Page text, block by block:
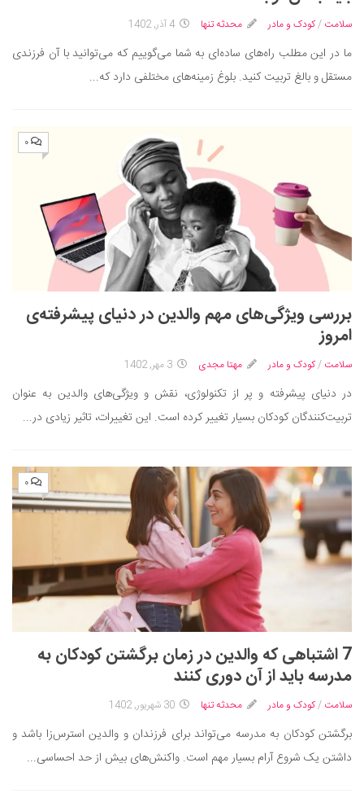
سلامت /کودک و مادر محدثه تنها 4 آذر, 1402
ما در این مطلب راه‌های ساده‌ای به شما می‌گوییم که می‌توانید با آن فرزندی
مستقل و بالغ تربیت کنید. بلوغ زمینه‌های مختلفی دارد که...
۰
بررسی ویژگی‌های مهم والدین در دنیای پیشرفته‌ی
امروز
سلامت /کودک و مادر مهتا مجدی 3 مهر, 1402
در دنیای پیشرفته و پر از تکنولوژی، نقش و ویژگی‌های والدین به عنوان
تربیت‌کنندگان کودکان بسیار تغییر کرده است. این تغییرات، تاثیر زیادی در...
۰
7 اشتباهی که والدین در زمان برگشتن کودکان به
مدرسه باید از آن دوری کنند
سلامت /کودک و مادر محدثه تنها 30 شهریور, 1402
برگشتن کودکان به مدرسه می‌تواند برای فرزندان و والدین استرس‌زا باشد و
داشتن یک شروع آرام بسیار مهم است. واکنش‌های بیش از حد احساسی...